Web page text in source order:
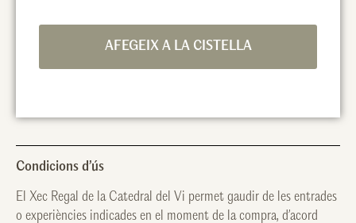
AFEGEIX A LA CISTELLA
Condicions d’ús
El Xec Regal de la Catedral del Vi permet gaudir de les entrades
o experiències indicades en el moment de la compra, d’acord